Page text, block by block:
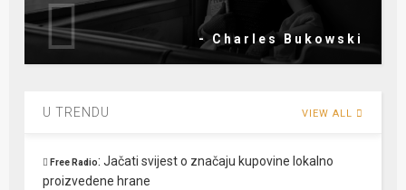
- Charles Bukowski
U TRENDU VIEW ALL
Free Radio:Jačati svijest o značaju kupovine lokalno
proizvedene hrane